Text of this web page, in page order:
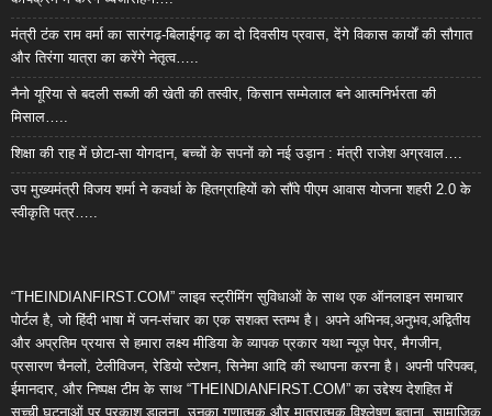
मंत्री टंक राम वर्मा का सारंगढ़-बिलाईगढ़ का दो दिवसीय प्रवास, देंगे विकास कार्यों की सौगात
और तिरंगा यात्रा का करेंगे नेतृत्व…..
नैनो यूरिया से बदली सब्जी की खेती की तस्वीर, किसान सम्मेलाल बने आत्मनिर्भरता की
मिसाल…..
शिक्षा की राह में छोटा-सा योगदान, बच्चों के सपनों को नई उड़ान : मंत्री राजेश अग्रवाल….
उप मुख्यमंत्री विजय शर्मा ने कवर्धा के हितग्राहियों को सौंपे पीएम आवास योजना शहरी 2.0 के
स्वीकृति पत्र…..
“THEINDIANFIRST.COM” लाइव स्ट्रीमिंग सुविधाओं के साथ एक ऑनलाइन समाचार
पोर्टल है, जो हिंदी भाषा में जन-संचार का एक सशक्त स्तम्भ है। अपने अभिनव,अनुभव,अद्वितीय
और अप्रतिम प्रयास से हमारा लक्ष्य मीडिया के व्यापक प्रकार यथा न्यूज़ पेपर, मैगजीन,
प्रसारण चैनलों, टेलीविजन, रेडियो स्टेशन, सिनेमा आदि की स्थापना करना है। अपनी परिपक्व,
ईमानदार, और निष्पक्ष टीम के साथ “THEINDIANFIRST.COM” का उद्देश्य देशहित में
सच्ची घटनाओं पर प्रकाश डालना, उनका गुणात्मक और मात्रात्मक विश्लेषण बताना, सामाजिक